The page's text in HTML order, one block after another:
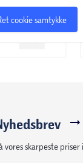
cookie samtykke
vores skarpeste